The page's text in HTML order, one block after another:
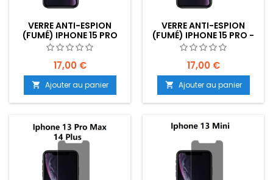
VERRE ANTI-ESPION
(FUMÉ) IPHONE 15 PRO
MAX - EMPLACEMENT :
Z02-B20-E01
17,00 €
 Ajouter au panier
VERRE ANTI-ESPION
(FUMÉ) IPHONE 15 PRO -
EMPLACEMENT : Z02-
B20-E02
17,00 €
 Ajouter au panier